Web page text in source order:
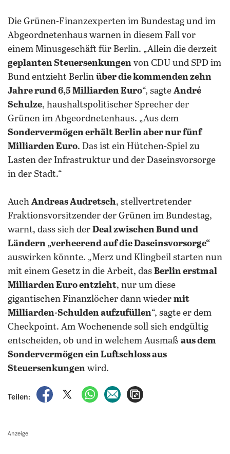
Die Grünen-Finanzexperten im Bundestag und im
Abgeordnetenhaus warnen in diesem Fall vor
einem Minusgeschäft für Berlin. „Allein die derzeit
geplanten Steuersenkungen von CDU und SPD im
Bund entzieht Berlin über die kommenden zehn
Jahre rund 6,5 Milliarden Euro“, sagte André
Schulze, haushaltspolitischer Sprecher der
Grünen im Abgeordnetenhaus. „Aus dem
Sondervermögen erhält Berlin aber nur fünf
Milliarden Euro. Das ist ein Hütchen-Spiel zu
Lasten der Infrastruktur und der Daseinsvorsorge
in der Stadt.“
Auch Andreas Audretsch, stellvertretender
Fraktionsvorsitzender der Grünen im Bundestag,
warnt, dass sich der Deal zwischen Bund und
Ländern „verheerend auf die Daseinsvorsorge“
auswirken könnte. „Merz und Klingbeil starten nun
mit einem Gesetz in die Arbeit, das Berlin erstmal
Milliarden Euro entzieht, nur um diese
gigantischen Finanzlöcher dann wieder mit
Milliarden-Schulden aufzufüllen“, sagte er dem
Checkpoint. Am Wochenende soll sich endgültig
entscheiden, ob und in welchem Ausmaß aus dem
Sondervermögen ein Luftschloss aus
Steuersenkungen wird.
Teilen:
auf Facebook teilen
auf X teilenper WhatsApp teilen
per E-Mail teilen
Anzeige